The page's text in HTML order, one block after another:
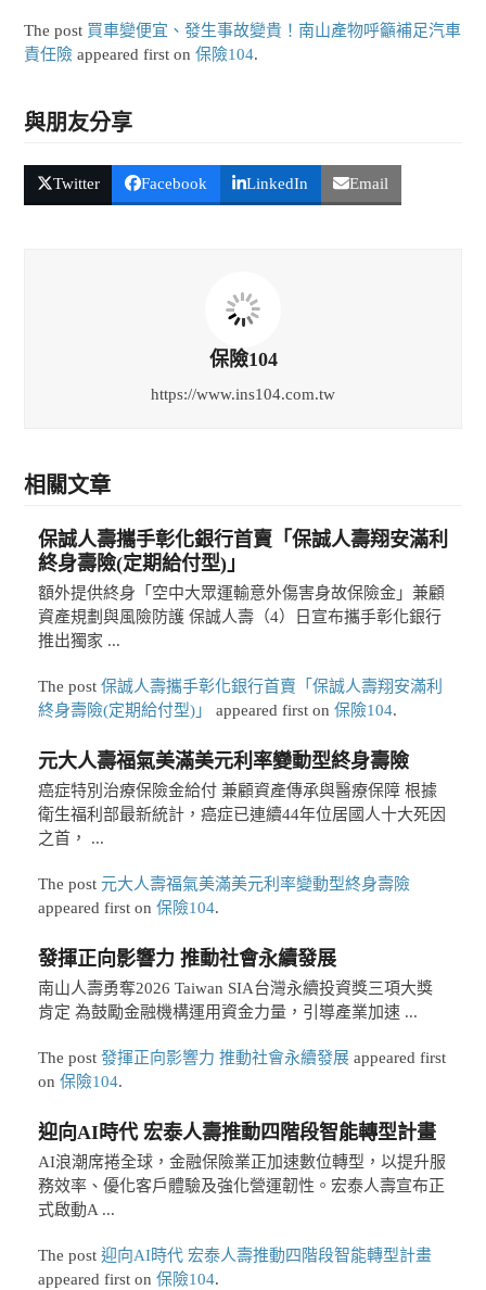
The post 買車變便宜、發生事故變貴！南山產物呼籲補足汽車
責任險 appeared first on保險104.
與朋友分享
Twitter Facebook LinkedIn Email
保險104
https://www.ins104.com.tw
相關文章
保誠人壽攜手彰化銀行首賣「保誠人壽翔安滿利
終身壽險(定期給付型)」
額外提供終身「空中大眾運輸意外傷害身故保險金」兼顧
資產規劃與風險防護 保誠人壽（4）日宣布攜手彰化銀行
推出獨家 ...
The post 保誠人壽攜手彰化銀行首賣「保誠人壽翔安滿利
終身壽險(定期給付型)」
appeared first on 保險104.
元大人壽福氣美滿美元利率變動型終身壽險
癌症特別治療保險金給付 兼顧資產傳承與醫療保障 根據
衛生福利部最新統計，癌症已連續44年位居國人十大死因
之首， ...
The post 元大人壽福氣美滿美元利率變動型終身壽險
appeared first on 保險104.
發揮正向影響力 推動社會永續發展
南山人壽勇奪2026 Taiwan SIA台灣永續投資獎三項大獎
肯定 為鼓勵金融機構運用資金力量，引導產業加速 ...
The post 發揮正向影響力 推動社會永續發展appeared first
on 保險104.
迎向AI時代 宏泰人壽推動四階段智能轉型計畫
AI浪潮席捲全球，金融保險業正加速數位轉型，以提升服
務效率、優化客戶體驗及強化營運韌性。宏泰人壽宣布正
式啟動A ...
The post 迎向AI時代 宏泰人壽推動四階段智能轉型計畫
appeared first on 保險104.